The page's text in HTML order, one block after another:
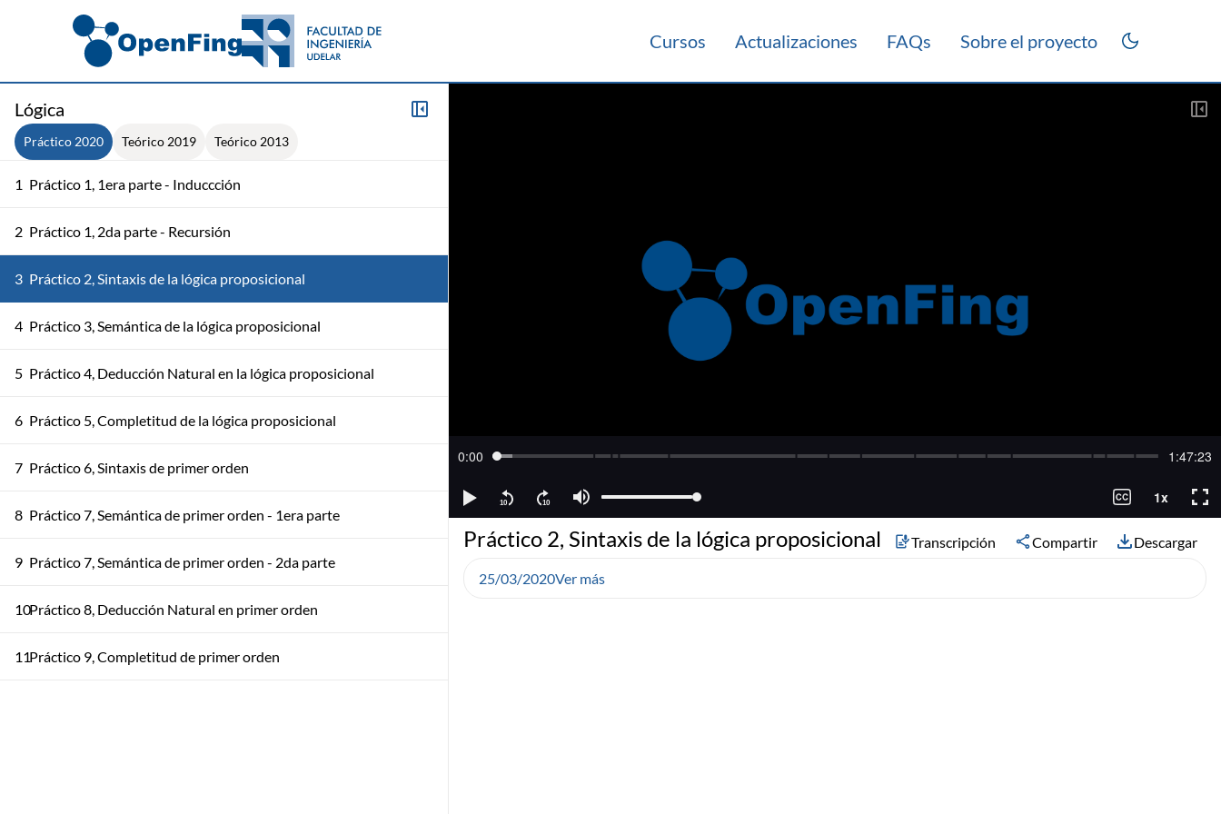
Cursos Actualizaciones FAQs Sobre el proyecto
Lógica
Práctico 2020 Teórico 2019 Teórico 2013
1 Práctico 1, 1era parte - Induccción
2 Práctico 1, 2da parte - Recursión
3 Práctico 2, Sintaxis de la lógica proposicional
4 Práctico 3, Semántica de la lógica proposicional
5 Práctico 4, Deducción Natural en la lógica proposicional
6 Práctico 5, Completitud de la lógica proposicional
7 Práctico 6, Sintaxis de primer orden
8 Práctico 7, Semántica de primer orden - 1era parte
9 Práctico 7, Semántica de primer orden - 2da parte
10Práctico 8, Deducción Natural en primer orden
11Práctico 9, Completitud de primer orden
Práctico 2, Sintaxis de la lógica proposicional Transcripción Compartir Descargar
25/03/2020Ver más